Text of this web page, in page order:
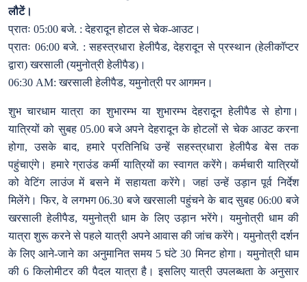
लौटें।
प्रातः 05:00 बजे. : देहरादून होटल से चेक-आउट।
प्रातः 06:00 बजे. : सहस्त्रधारा हेलीपैड, देहरादून से प्रस्थान (हेलीकॉप्टर
द्वारा) खरसाली (यमुनोत्री हेलीपैड)।
06:30 AM: खरसाली हेलीपैड, यमुनोत्री पर आगमन।
शुभ चारधाम यात्रा का शुभारम्भ या शुभारम्भ देहरादून हेलीपैड से होगा।
यात्रियों को सुबह 05.00 बजे अपने देहरादून के होटलों से चेक आउट करना
होगा, उसके बाद, हमारे प्रतिनिधि उन्हें सहस्त्रधारा हेलीपैड बेस तक
पहुंचाएंगे। हमारे ग्राउंड कर्मी यात्रियों का स्वागत करेंगे। कर्मचारी यात्रियों
को वेटिंग लाउंज में बसने में सहायता करेंगे। जहां उन्हें उड़ान पूर्व निर्देश
मिलेंगे। फिर, वे लगभग 06.30 बजे खरसाली पहुंचने के बाद सुबह 06:00 बजे
खरसाली हेलीपैड, यमुनोत्री धाम के लिए उड़ान भरेंगे। यमुनोत्री धाम की
यात्रा शुरू करने से पहले यात्री अपने आवास की जांच करेंगे। यमुनोत्री दर्शन
के लिए आने-जाने का अनुमानित समय 5 घंटे 30 मिनट होगा। यमुनोत्री धाम
की 6 किलोमीटर की पैदल यात्रा है। इसलिए यात्री उपलब्धता के अनुसार